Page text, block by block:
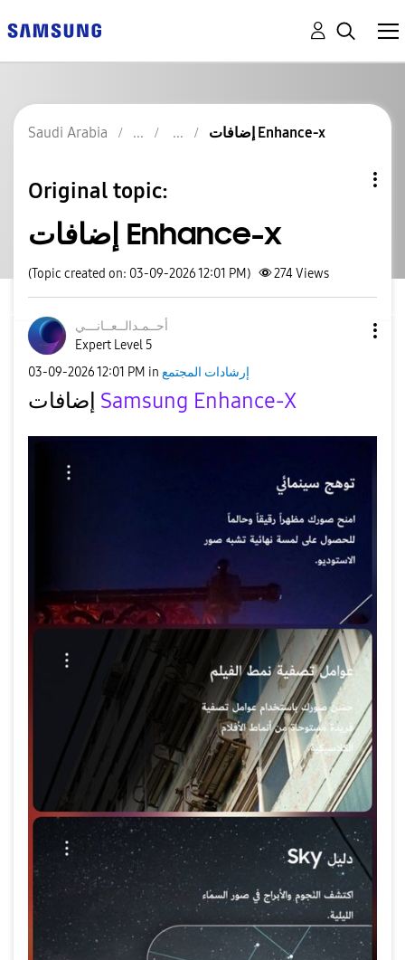
Saudi Arabia إضافات Enhance-x
Original topic:
إضافات Enhance-x
(Topic created on: 03-09-2026 12:01 PM) 274Views
أحــمـدالــعــانـــي
Expert Level 5
‎03-09-202612:01 PM in إرشادات المجتمع
Samsung Enhance-X